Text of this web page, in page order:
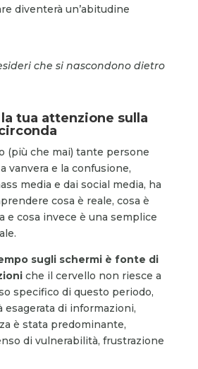
diventerà un’abitudine
che si nascondono dietro
tua attenzione sulla
(più che mai) tante persone
vanvera e la confusione,
media e dai social media, ha
cosa è reale, cosa è
e cosa invece è una semplice
sugli schermi è fonte di
che il cervello non riesce a
specifico di questo periodo,
esagerata di informazioni,
è stata predominante,
di vulnerabilità, frustrazione